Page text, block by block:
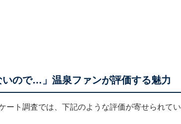
いので…」温泉ファンが評価する魅力
ート調査では、下記のような評価が寄せられてい